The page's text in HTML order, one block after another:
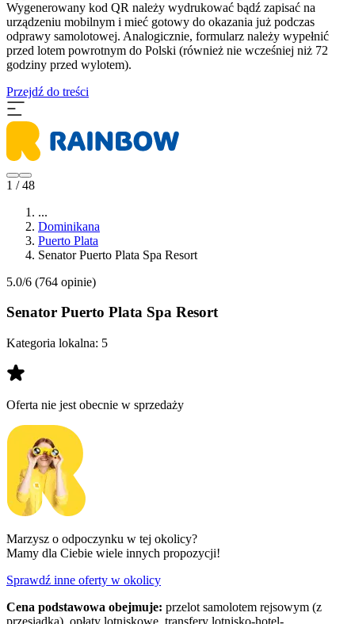
Wygenerowany kod QR należy wydrukować bądź zapisać na
urządzeniu mobilnym i mieć gotowy do okazania już podczas
odprawy samolotowej. Analogicznie, formularz należy wypełnić
przed lotem powrotnym do Polski (również nie wcześniej niż 72
godziny przed wylotem).
Przejdź do treści
1 / 48
...
Dominikana
Puerto Plata
Senator Puerto Plata Spa Resort
5.0/6 (764 opinie)
Senator Puerto Plata Spa Resort
Kategoria lokalna: 5
Oferta nie jest obecnie w sprzedaży
Marzysz o odpoczynku w tej okolicy?
Mamy dla Ciebie wiele innych propozycji!
Sprawdź inne oferty w okolicy
Cena podstawowa obejmuje: przelot samolotem rejsowym (z